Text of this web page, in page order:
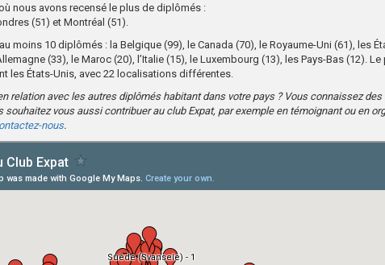
nous avons recensé le plus de diplômés :
(51) et Montréal (51).
moins 10 diplômés : la Belgique (99), le Canada (70), le Royaume-Uni (61), les
(33), le Maroc (20), l’Italie (15), le Luxembourg (13), les Pays-Bas (12).
les États-Unis, avec 22 localisations différentes.
relation avec les autres diplômés habitant dans votre pays ? Vous connaissez
souhaitez vous aussi contribuer au club Expat, par exemple en témoignant ou en
nous.